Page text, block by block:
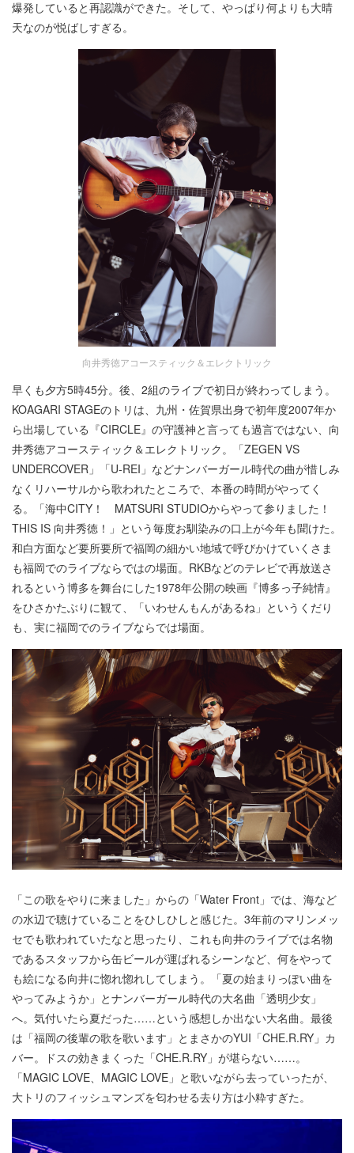
爆発していると再認識ができた。そして、やっぱり何よりも大晴
天なのが悦ばしすぎる。
向井秀徳アコースティック＆エレクトリック
早くも夕方5時45分。後、2組のライブで初日が終わってしまう。
KOAGARI STAGEのトリは、九州・佐賀県出身で初年度2007年か
ら出場している『CIRCLE』の守護神と言っても過言ではない、向
井秀徳アコースティック＆エレクトリック。「ZEGEN VS
UNDERCOVER」「U-REI」などナンバーガール時代の曲が惜しみ
なくリハーサルから歌われたところで、本番の時間がやってく
る。「海中CITY！ MATSURI STUDIOからやって参りました！
THIS IS 向井秀徳！」という毎度お馴染みの口上が今年も聞けた。
和白方面など要所要所で福岡の細かい地域で呼びかけていくさま
も福岡でのライブならではの場面。RKBなどのテレビで再放送さ
れるという博多を舞台にした1978年公開の映画『博多っ子純情』
をひさかたぶりに観て、「いわせんもんがあるね」というくだり
も、実に福岡でのライブならでは場面。
「この歌をやりに来ました」からの「Water Front」では、海など
の水辺で聴けていることをひしひしと感じた。3年前のマリンメッ
セでも歌われていたなと思ったり、これも向井のライブでは名物
であるスタッフから缶ビールが運ばれるシーンなど、何をやって
も絵になる向井に惚れ惚れしてしまう。「夏の始まりっぽい曲を
やってみようか」とナンバーガール時代の大名曲「透明少女」
へ。気付いたら夏だった……という感想しか出ない大名曲。最後
は「福岡の後輩の歌を歌います」とまさかのYUI「CHE.R.RY」カ
バー。ドスの効きまくった「CHE.R.RY」が堪らない……。
「MAGIC LOVE、MAGIC LOVE」と歌いながら去っていったが、
大トリのフィッシュマンズを匂わせる去り方は小粋すぎた。